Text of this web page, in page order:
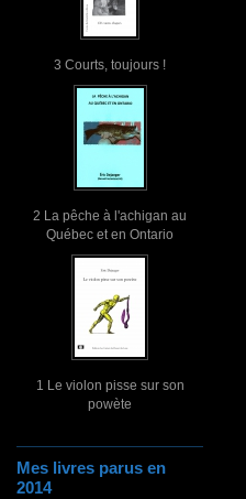
3 Courts, toujours !
2 La pêche à l'achigan au
Québec et en Ontario
1 Le violon pisse sur son
powète
Mes livres parus en
2014